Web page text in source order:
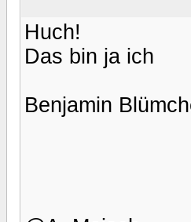
Huch!
Das bin ja ich
Benjamin